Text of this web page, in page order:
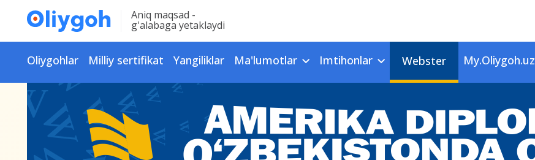
Aniq maqsad -
g'alabaga yetaklaydi
Oliygohlar Milliy sertifikat Yangiliklar Ma'lumotlar Imtihonlar Webster My.Oliygoh.uz